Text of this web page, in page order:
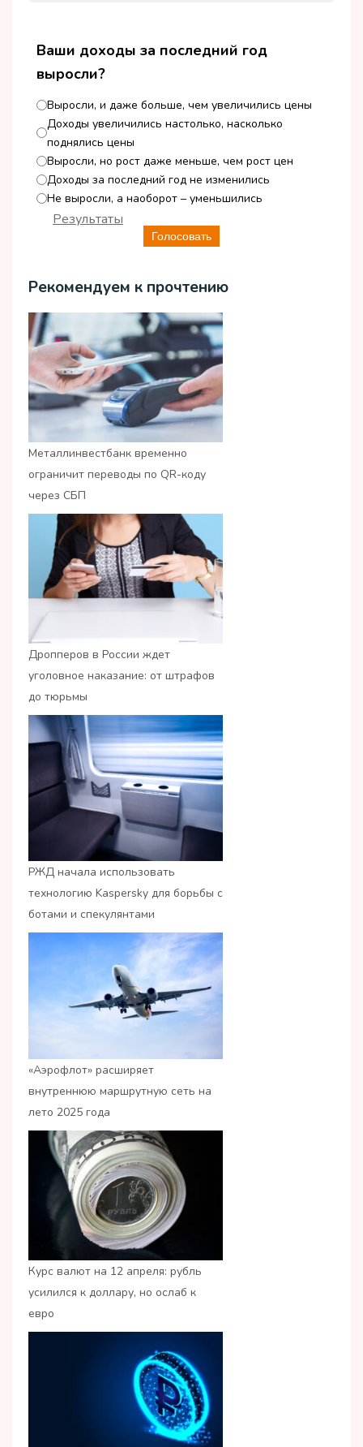
Ваши доходы за последний год
выросли?
Выросли, и даже больше, чем увеличились цены
Доходы увеличились настолько, насколько
поднялись цены
Выросли, но рост даже меньше, чем рост цен
Доходы за последний год не изменились
Не выросли, а наоборот – уменьшились
Голосовать
Результаты
Рекомендуем к прочтению
Металлинвестбанк временно
ограничит переводы по QR-коду
через СБП
Дропперов в России ждет
уголовное наказание: от штрафов
до тюрьмы
РЖД начала использовать
технологию Kaspersky для борьбы с
ботами и спекулянтами
«Аэрофлот» расширяет
внутреннюю маршрутную сеть на
лето 2025 года
Курс валют на 12 апреля: рубль
усилился к доллару, но ослаб к
евро